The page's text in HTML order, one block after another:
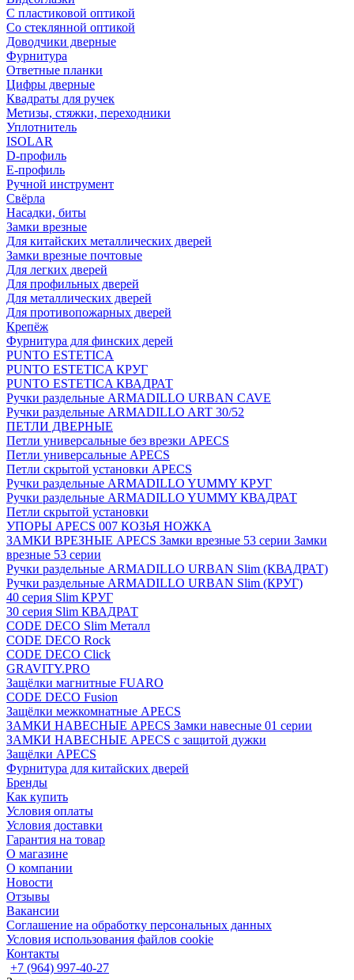
С пластиковой оптикой
Со стеклянной оптикой
Доводчики дверные
Фурнитура
Ответные планки
Цифры дверные
Квадраты для ручек
Метизы, стяжки, переходники
Уплотнитель
ISOLAR
D-профиль
Е-профиль
Ручной инструмент
Свёрла
Насадки, биты
Замки врезные
Для китайских металлических дверей
Замки врезные почтовые
Для легких дверей
Для профильных дверей
Для металлических дверей
Для противопожарных дверей
Крепёж
Фурнитура для финских дерей
PUNTO ESTETICA
PUNTO ESTETICA КРУГ
PUNTO ESTETICA КВАДРАТ
Ручки раздельные ARMADILLO URBAN CAVE
Ручки раздельные ARMADILLO ART 30/52
ПЕТЛИ ДВЕРНЫЕ
Петли универсальные без врезки APECS
Петли универсальные APECS
Петли скрытой установки APECS
Ручки раздельные ARMADILLO YUMMY КРУГ
Ручки раздельные ARMADILLO YUMMY КВАДРАТ
Петли скрытой установки
УПОРЫ APECS 007 КОЗЬЯ НОЖКА
ЗАМКИ ВРЕЗНЫЕ APECS Замки врезные 53 серии Замки
врезные 53 серии
Ручки раздельные ARMADILLO URBAN Slim (КВАДРАТ)
Ручки раздельные ARMADILLO URBAN Slim (КРУГ)
40 серия Slim КРУГ
30 серия Slim КВАДРАТ
CODE DECO Slim Металл
CODE DECO Rock
CODE DECO Click
GRAVITY.PRO
Защёлки магнитные FUARO
CODE DECO Fusion
Защёлки межкомнатные APECS
ЗАМКИ НАВЕСНЫЕ APECS Замки навесные 01 серии
ЗАМКИ НАВЕСНЫЕ APECS с защитой дужки
Защёлки APECS
Фурнитура для китайских дверей
Бренды
Как купить
Условия оплаты
Условия доставки
Гарантия на товар
О магазине
О компании
Новости
Отзывы
Вакансии
Соглашение на обработку персональных данных
Условия использования файлов cookie
Контакты
+7 (964) 997-40-27